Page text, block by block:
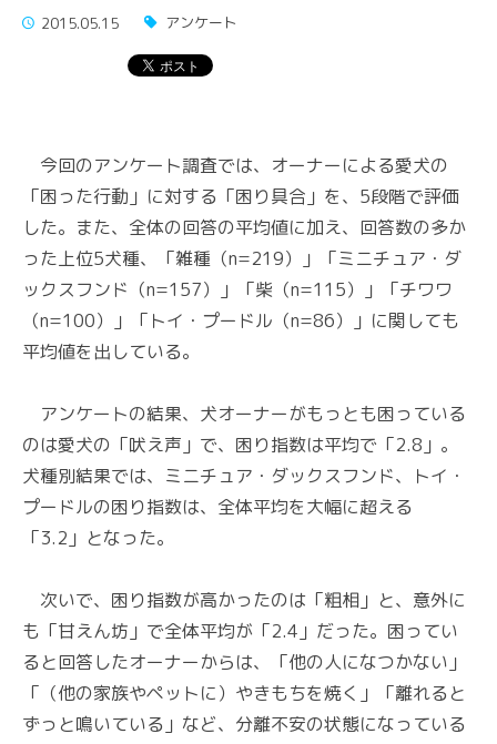
2015.05.15 アンケート
今回のアンケート調査では、オーナーによる愛犬の
「困った行動」に対する「困り具合」を、5段階で評価
した。また、全体の回答の平均値に加え、回答数の多か
った上位5犬種、「雑種（n=219）」「ミニチュア・ダ
ックスフンド（n=157）」「柴（n=115）」「チワワ
（n=100）」「トイ・プードル（n=86）」に関しても
平均値を出している。
アンケートの結果、犬オーナーがもっとも困っている
のは愛犬の「吠え声」で、困り指数は平均で「2.8」。
犬種別結果では、ミニチュア・ダックスフンド、トイ・
プードルの困り指数は、全体平均を大幅に超える
「3.2」となった。
次いで、困り指数が高かったのは「粗相」と、意外に
も「甘えん坊」で全体平均が「2.4」だった。困ってい
ると回答したオーナーからは、「他の人になつかない」
「（他の家族やペットに）やきもちを焼く」「離れると
ずっと鳴いている」など、分離不安の状態になっている